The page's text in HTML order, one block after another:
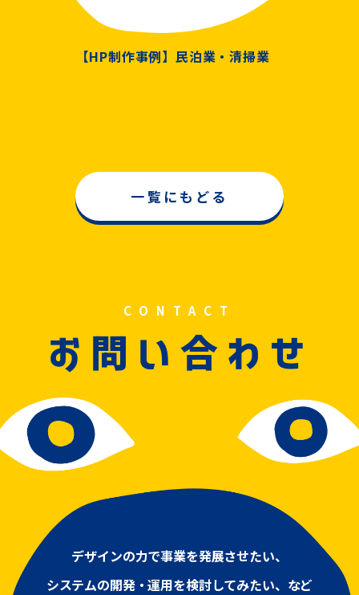
【HP制作事例】民泊業・清掃業
一覧にもどる
CONTACT
お 問 い 合 わせ
デザインの力で事業を発展させたい、
システムの開発・運用を検討してみたい、など